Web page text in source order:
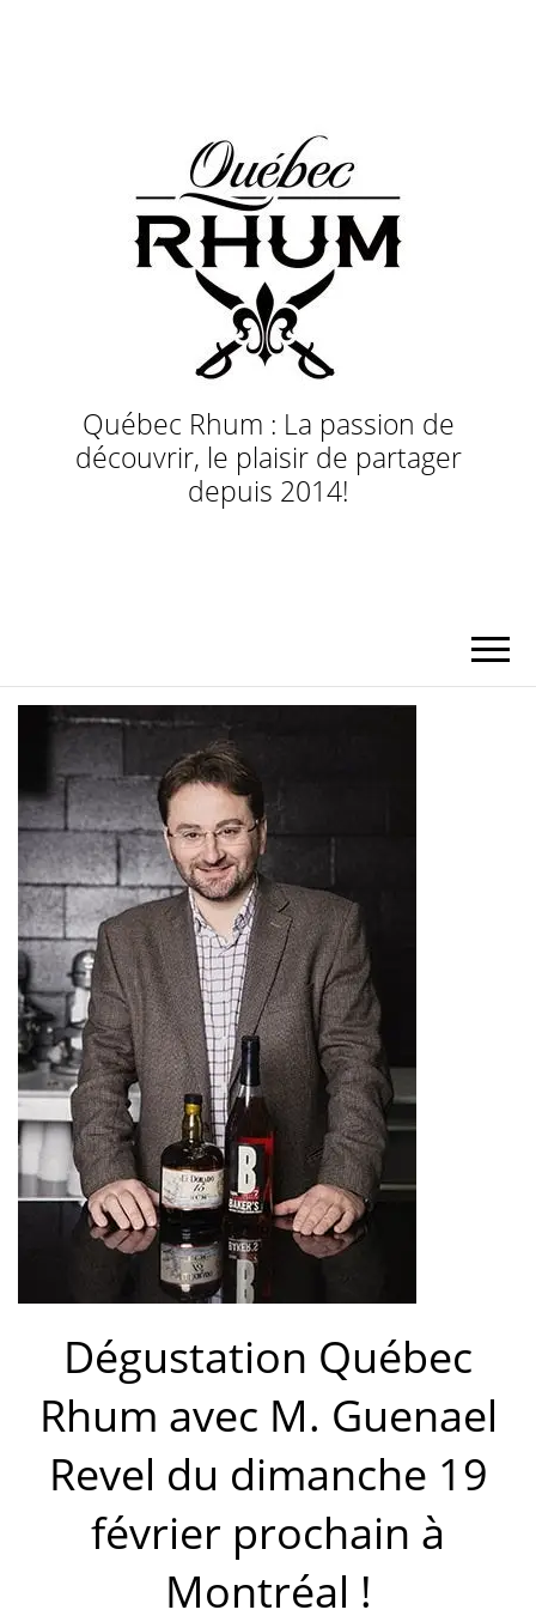
Québec Rhum : La passion de
découvrir, le plaisir de partager
depuis 2014!
Dégustation Québec
Rhum avec M. Guenael
Revel du dimanche 19
février prochain à
Montréal !